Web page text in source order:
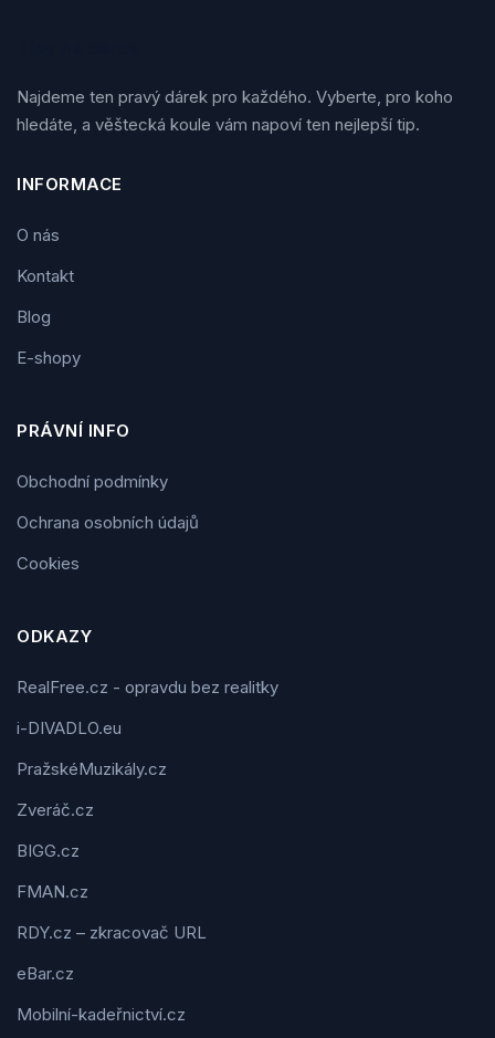
Najdeme ten pravý dárek pro každého. Vyberte, pro koho
hledáte, a věštecká koule vám napoví ten nejlepší tip.
INFORMACE
O nás
Kontakt
Blog
E-shopy
PRÁVNÍ INFO
Obchodní podmínky
Ochrana osobních údajů
Cookies
ODKAZY
RealFree.cz - opravdu bez realitky
i-DIVADLO.eu
PražskéMuzikály.cz
Zveráč.cz
BIGG.cz
FMAN.cz
RDY.cz – zkracovač URL
eBar.cz
Mobilní-kadeřnictví.cz